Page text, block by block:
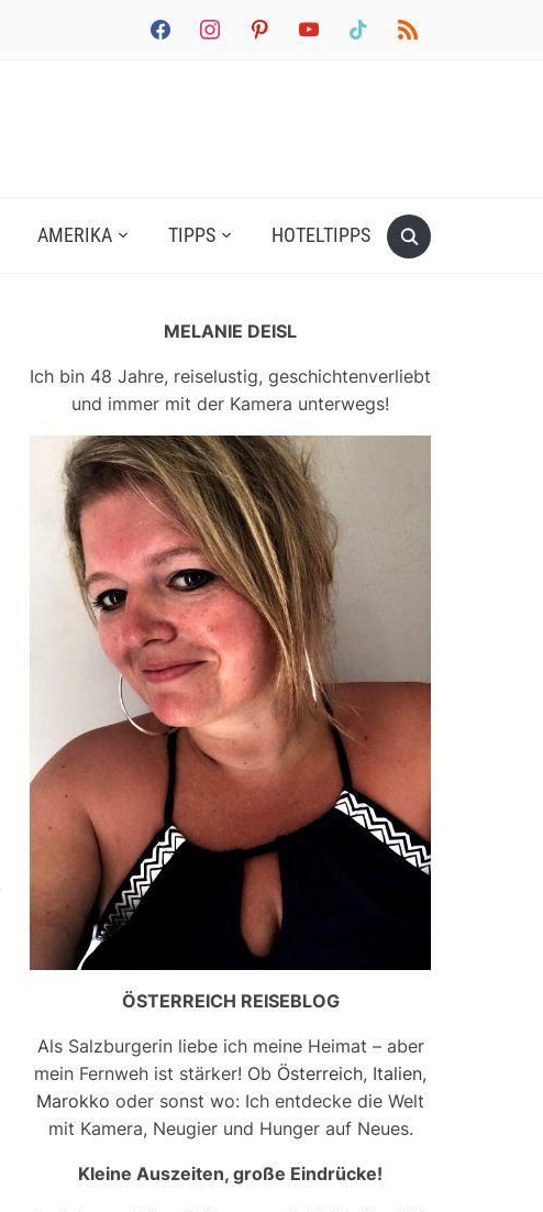
facebookinstagrampinterestyoutube tiktok rss
AMERIKA TIPPS HOTELTIPPS
MELANIE DEISL
Ich bin 48 Jahre, reiselustig, geschichtenverliebt
und immer mit der Kamera unterwegs!
ÖSTERREICH REISEBLOG
Als Salzburgerin liebe ich meine Heimat – aber
mein Fernweh ist stärker! Ob Österreich, Italien,
Marokko oder sonst wo: Ich entdecke die Welt
mit Kamera, Neugier und Hunger auf Neues.
Kleine Auszeiten, große Eindrücke!